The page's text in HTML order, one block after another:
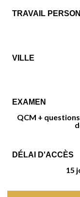
TRAVAIL
VILLE
EXAMEN
QCM +
DÉLAI D'ACCÈS
15